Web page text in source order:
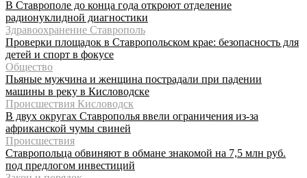
В Ставрополе до конца года откроют отделение
радионуклидной диагностики
Здравоохранение Ставрополь
Проверки площадок в Ставропольском крае: безопасность для
детей и спорт в фокусе
Общество
Пьяные мужчина и женщина пострадали при падении
машины в реку в Кисловодске
Происшествия Кисловодск
В двух округах Ставрополья ввели ограничения из-за
африканской чумы свиней
Происшествия
Ставропольца обвиняют в обмане знакомой на 7,5 млн руб.
под предлогом инвестиций